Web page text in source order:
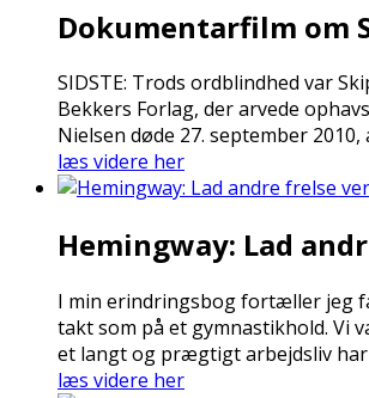
Dokumentarfilm om
SIDSTE: Trods ordblindhed var
Bekkers Forlag, der arvede
Nielsen døde 27. september
læs videre her
Hemingway: Lad
I min erindringsbog fortæller jeg
takt som på et gymnastikhold. Vi
et langt og prægtigt arbejdsliv har
læs videre her